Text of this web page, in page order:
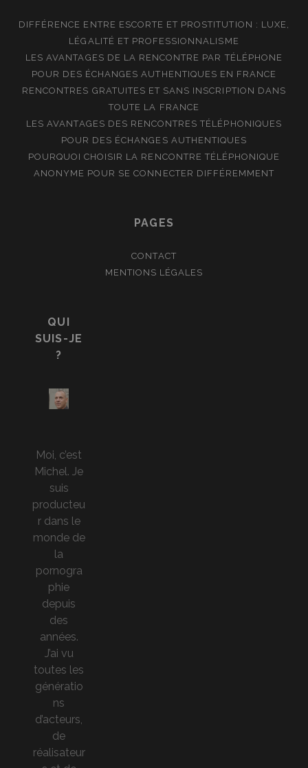
DIFFÉRENCE ENTRE ESCORTE ET PROSTITUTION : LUXE,
LÉGALITÉ ET PROFESSIONNALISME
LES AVANTAGES DE LA RENCONTRE PAR TÉLÉPHONE
POUR DES ÉCHANGES AUTHENTIQUES EN FRANCE
RENCONTRES GRATUITES ET SANS INSCRIPTION DANS
TOUTE LA FRANCE
LES AVANTAGES DES RENCONTRES TÉLÉPHONIQUES
POUR DES ÉCHANGES AUTHENTIQUES
POURQUOI CHOISIR LA RENCONTRE TÉLÉPHONIQUE
ANONYME POUR SE CONNECTER DIFFÉREMMENT
PAGES
CONTACT
MENTIONS LÉGALES
QUI
SUIS-JE
?
Moi, c’est
Michel. Je
suis
producteu
r dans le
monde de
la
pornogra
phie
depuis
des
années.
J’ai vu
toutes les
génératio
ns
d’acteurs,
de
réalisateur